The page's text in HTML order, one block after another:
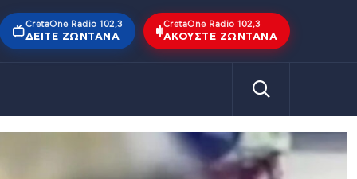
CretaOne Radio 102,3
ΔΕΊΤΕ ΖΩΝΤΑΝΆ
CretaOne Radio 102,3
ΑΚΟΎΣΤΕ ΖΩΝΤΑΝΆ